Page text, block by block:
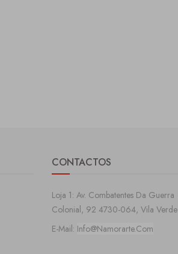
CONTACTOS
Loja 1: Av. Combatentes Da Guerra
Colonial, 92 4730-064, Vila Verde
E-Mail: Info@namorarte.com